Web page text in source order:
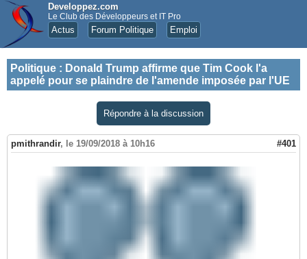
Developpez.com
Le Club des Développeurs et IT Pro
Actus Forum Politique Emploi
Politique : Donald Trump affirme que Tim Cook l'a
appelé pour se plaindre de l'amende imposée par l'UE
Répondre à la discussion
pmithrandir, le 19/09/2018 à 10h16 #401